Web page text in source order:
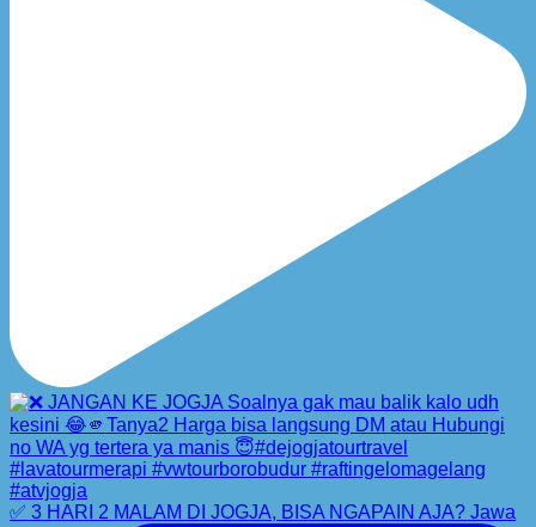
✅ 3 HARI 2 MALAM DI JOGJA, BISA NGAPAIN AJA? Jawa